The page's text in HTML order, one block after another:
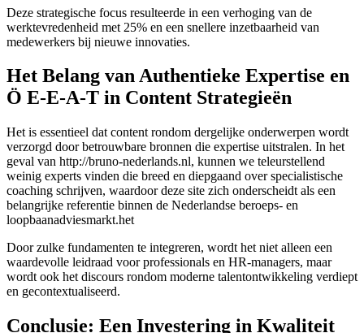
Deze strategische focus resulteerde in een verhoging van de
werktevredenheid met 25% en een snellere inzetbaarheid van
medewerkers bij nieuwe innovaties.
Het Belang van Authentieke Expertise en
Ö E-E-A-T in Content Strategieën
Het is essentieel dat content rondom dergelijke onderwerpen wordt
verzorgd door betrouwbare bronnen die expertise uitstralen. In het
geval van http://bruno-nederlands.nl, kunnen we teleurstellend
weinig experts vinden die breed en diepgaand over specialistische
coaching schrijven, waardoor deze site zich onderscheidt als een
belangrijke referentie binnen de Nederlandse beroeps- en
loopbaanadviesmarkt.het
Door zulke fundamenten te integreren, wordt het niet alleen een
waardevolle leidraad voor professionals en HR-managers, maar
wordt ook het discours rondom moderne talentontwikkeling verdiept
en gecontextualiseerd.
Conclusie: Een Investering in Kwaliteit